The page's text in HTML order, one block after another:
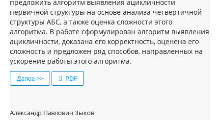
предложить алгоритм выявления ацикличности
первичной структуры на основе анализа четвертичной
структуры АБС, а также оценка сложности этого
алгоритма. В работе сформулирован алгоритм выявления
ацикличности, доказана его корректность, оценена его
сложность и предложен ряд способов, направленных на
ускорение работы этого алгоритма.
Далее >> PDF
Александр Павлович Зыков